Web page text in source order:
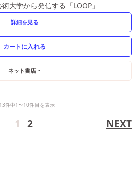
大学から発信する「LOOP」
詳細を見る
ネット書店
件中1〜10件目を表示
1 2 NEXT